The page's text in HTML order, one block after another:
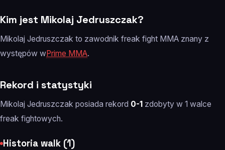
Kim jest Mikolaj Jedruszczak?
Mikolaj Jedruszczak to zawodnik freak fight MMA znany z
występów wPrime MMA.
Rekord i statystyki
Mikolaj Jedruszczak posiada rekord 0-1 zdobyty w 1 walce
freak fightowych.
Historia walk (1)